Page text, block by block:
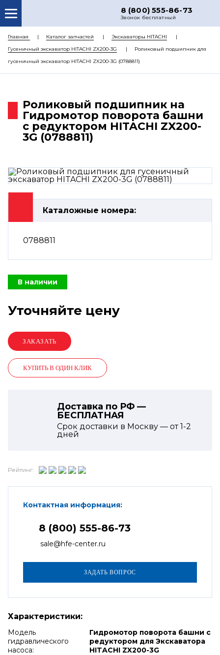
8 (800) 555-86-73
Звонок бесплатный
О НАС
КАТАЛОГ ЗАПЧАСТЕЙ
РЕМОНТ
ЦЕНЫ
КОНТАКТЫ
Главная Каталог запчастей
Экскаваторы HITACHI
Гусеничный экскаватор HITACHI ZX200-3G
Роликовый подшипник для
гусеничный экскаватор HITACHI ZX200-3G (0788811)
Роликовый подшипник на
Гидромотор поворота башни
с редуктором HITACHI ZX200-
3G (0788811)
Каталожные номера:
0788811
В наличии
Уточняйте цену
КУПИТЬ В ОДИН КЛИК
Доставка по РФ —
БЕСПЛАТНАЯ
Срок доставки в Москву — от1-2
дней
Рейтинг:
Контактная информация:
8 (800) 555-86-73
sale@hfe-center.ru
Характеристики:
Модель
гидравлического
насоса:
Гидромотор поворота башни с
редуктором для Экскаватора
HITACHI ZX200-3G